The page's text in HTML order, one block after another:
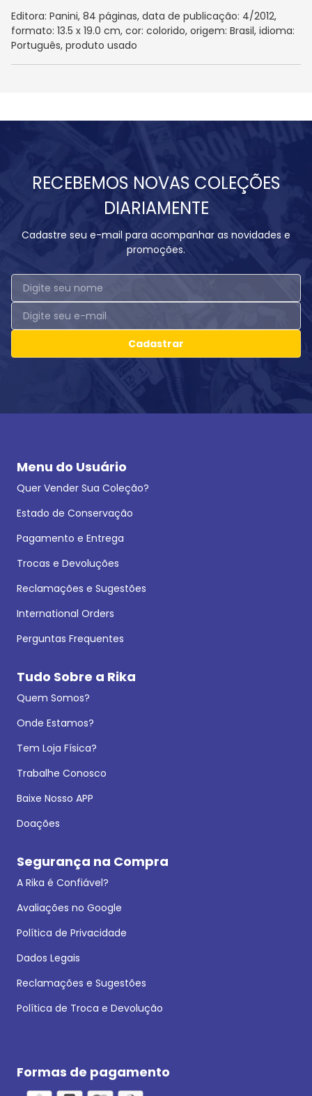
Editora: Panini, 84 páginas, data de publicação: 4/2012,
formato: 13.5 x 19.0 cm, cor: colorido, origem: Brasil, idioma:
Português, produto usado
RECEBEMOS NOVAS COLEÇÕES
DIARIAMENTE
Cadastre seu e-mail para acompanhar as novidades e
promoções.
Cadastrar
Menu do Usuário
Quer Vender Sua Coleção?
Estado de Conservação
Pagamento e Entrega
Trocas e Devoluções
Reclamações e Sugestões
International Orders
Perguntas Frequentes
Tudo Sobre a Rika
Quem Somos?
Onde Estamos?
Tem Loja Física?
Trabalhe Conosco
Baixe Nosso APP
Doações
Segurança na Compra
A Rika é Confiável?
Avaliações no Google
Política de Privacidade
Dados Legais
Reclamações e Sugestões
Política de Troca e Devolução
Formas de pagamento